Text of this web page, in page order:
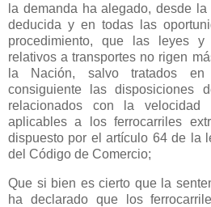
la demanda ha alegado, desde
deducida y en todas las
procedimiento, que las leyes y
relativos a transportes no rigen
la Nación, salvo tratados
consiguiente las disposiciones
relacionados con la
aplicables a los ferrocarriles
dispuesto por el artículo 64 de la
del Código de Comercio;
Que si bien es cierto que la
ha declarado que los